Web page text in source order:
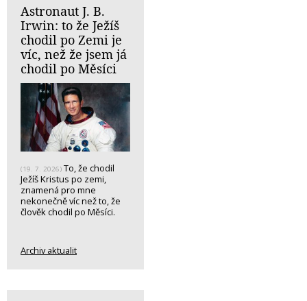
Astronaut J. B.
Irwin: to že Ježíš
chodil po Zemi je
víc, než že jsem já
chodil po Měsíci
(19. 7. 2026) To, že chodil
Ježíš Kristus po zemi,
znamená pro mne
nekonečně víc než to, že
člověk chodil po Měsíci.
Archiv aktualit